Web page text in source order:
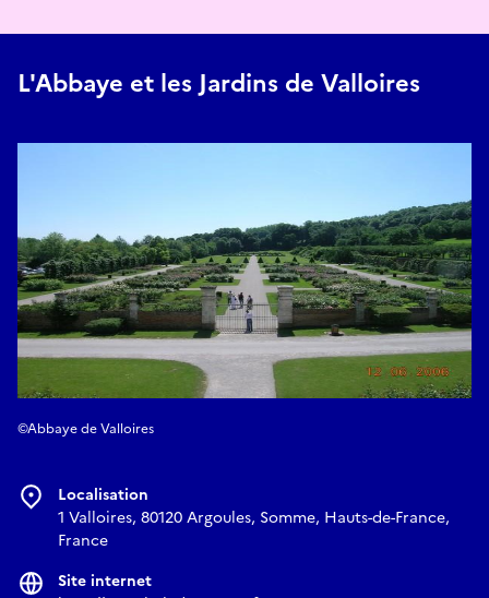
L'Abbaye et les Jardins de Valloires
©Abbaye de Valloires
Localisation
1 Valloires, 80120 Argoules, Somme, Hauts-de-France,
France
Site internet